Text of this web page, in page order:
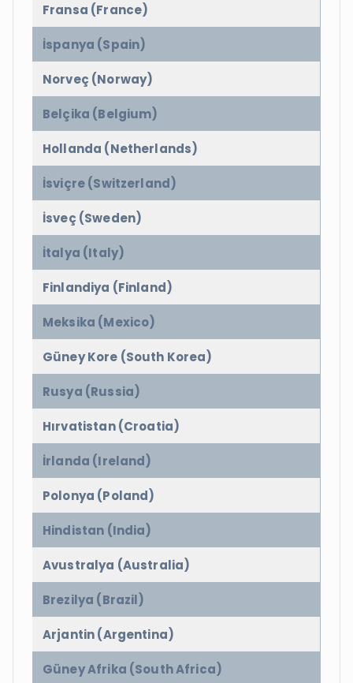
Fransa (France)
İspanya (Spain)
Norveç (Norway)
Belçika (Belgium)
Hollanda (Netherlands)
İsviçre (Switzerland)
İsveç (Sweden)
İtalya (Italy)
Finlandiya (Finland)
Meksika (Mexico)
Güney Kore (South Korea)
Rusya (Russia)
Hırvatistan (Croatia)
İrlanda (Ireland)
Polonya (Poland)
Hindistan (India)
Avustralya (Australia)
Brezilya (Brazil)
Arjantin (Argentina)
Güney Afrika (South Africa)